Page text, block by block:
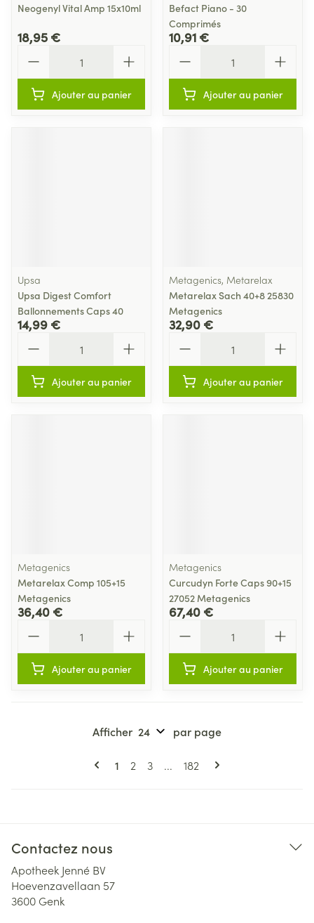
Neogenyl Vital Amp 15x10ml
18,95 €
Ajouter au panier
Befact Piano - 30
Comprimés
10,91 €
Ajouter au panier
Upsa
Upsa Digest Comfort
Ballonnements Caps 40
14,99 €
Ajouter au panier
Metagenics, Metarelax
Metarelax Sach 40+8 25830
Metagenics
32,90 €
Ajouter au panier
Metagenics
Metarelax Comp 105+15
Metagenics
36,40 €
Ajouter au panier
Metagenics
Curcudyn Forte Caps 90+15
27052 Metagenics
67,40 €
Ajouter au panier
Pages
Vous lisez actuellement la page
1 Page
2 Page
3 ... Page
182
Afficher par page
Contactez nous
Apotheek Jenné BV
Hoevenzavellaan 57
3600 Genk